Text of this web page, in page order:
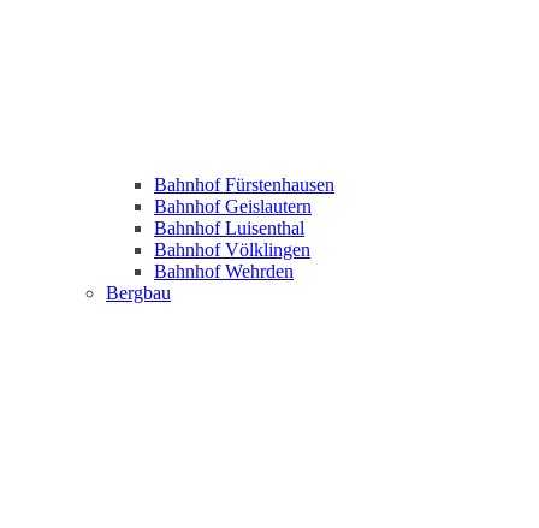
Bahnhof Fürstenhausen
Bahnhof Geislautern
Bahnhof Luisenthal
Bahnhof Völklingen
Bahnhof Wehrden
Bergbau